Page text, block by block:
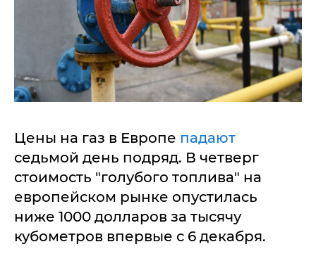
Цены на газ в Европе падают
седьмой день подряд. В четверг
стоимость "голубого топлива" на
европейском рынке опустилась
ниже 1000 долларов за тысячу
кубометров впервые с 6 декабря.